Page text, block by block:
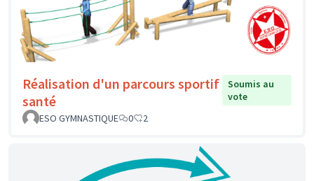
Réalisation d'un parcours sportif
santé
Soumis au
vote
ESO GYMNASTIQUE
0 2